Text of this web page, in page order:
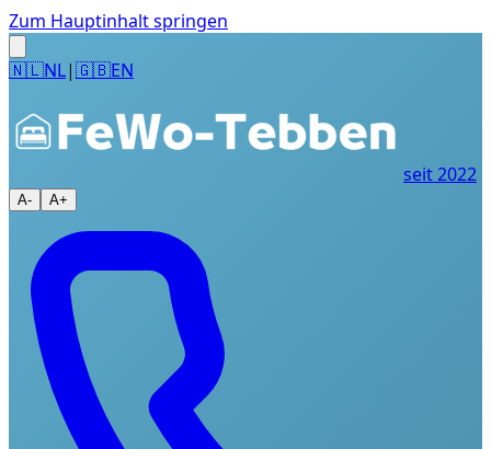
Zum Hauptinhalt springen
🇳🇱NL|🇬🇧EN
seit 2022
A- A+